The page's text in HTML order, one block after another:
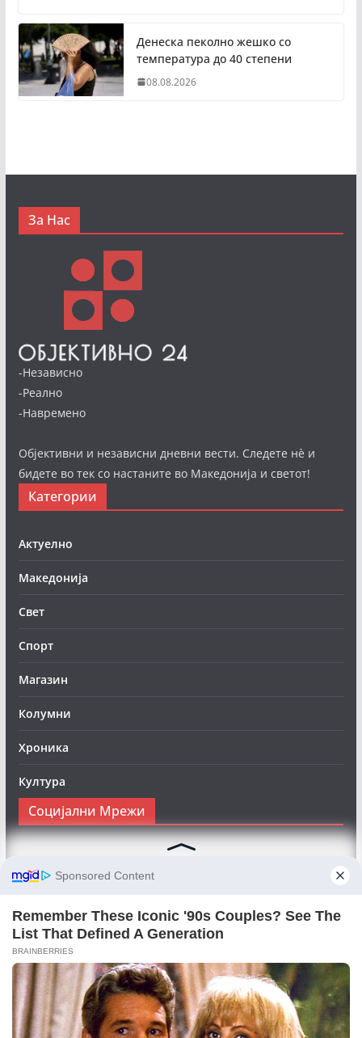
Денеска пеколно жешко со
температура до 40 степени
08.08.2026
За Нас
-Независно
-Реално
-Навремено
Објективни и независни дневни вести. Следете нè и
бидете во тек со настаните во Македонија и светот!
Категории
Актуелно
Македонија
Свет
Спорт
Магазин
Колумни
Хроника
Култура
Социјални Мрежи
Следете нè на Фејсбук за да сте во тек со најновите